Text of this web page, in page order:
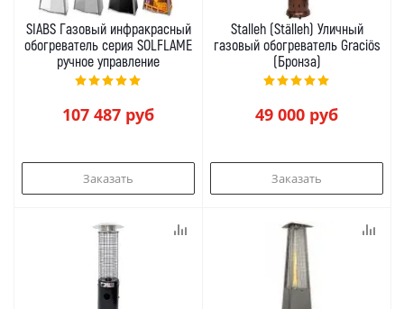
SIABS Газовый инфракрасный
обогреватель серия SOLFLAME
ручное управление
107 487 руб
Заказать
Stalleh (Ställeh) Уличный
газовый обогреватель Graciös
(Бронза)
49 000 руб
Заказать